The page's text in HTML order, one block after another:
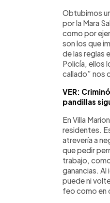
Obtubimos
por la Mara
como por
son los que
de las reglas
Policía, ellos
callado” nos
VER:
pandillas
En Villa
residentes.
atrevería a
que pedir
trabajo,
ganancias. Al
puede ni
feo como en